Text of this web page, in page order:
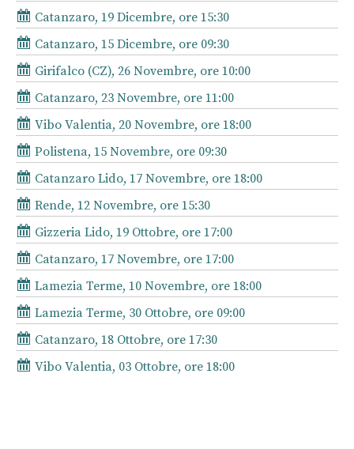
Catanzaro, 19 Dicembre, ore 15:30
Catanzaro, 15 Dicembre, ore 09:30
Girifalco (CZ), 26 Novembre, ore 10:00
Catanzaro, 23 Novembre, ore 11:00
Vibo Valentia, 20 Novembre, ore 18:00
Polistena, 15 Novembre, ore 09:30
Catanzaro Lido, 17 Novembre, ore 18:00
Rende, 12 Novembre, ore 15:30
Gizzeria Lido, 19 Ottobre, ore 17:00
Catanzaro, 17 Novembre, ore 17:00
Lamezia Terme, 10 Novembre, ore 18:00
Lamezia Terme, 30 Ottobre, ore 09:00
Catanzaro, 18 Ottobre, ore 17:30
Vibo Valentia, 03 Ottobre, ore 18:00